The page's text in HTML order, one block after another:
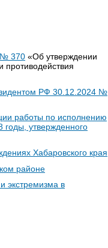
№ 370 «Об утверждении
РФ 30.12.2024 №
работы по исполнению
годы, утвержденного
Хабаровского края
районе
экстремизма в